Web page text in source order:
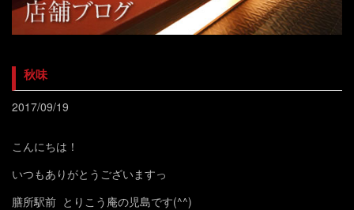
秋味
2017/09/19
こんにちは！
いつもありがとうございますっ
膳所駅前 とりこう庵の児島です(^^)